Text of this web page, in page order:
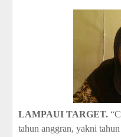
LAMPAUI TARGET.
tahun anggran, yakni